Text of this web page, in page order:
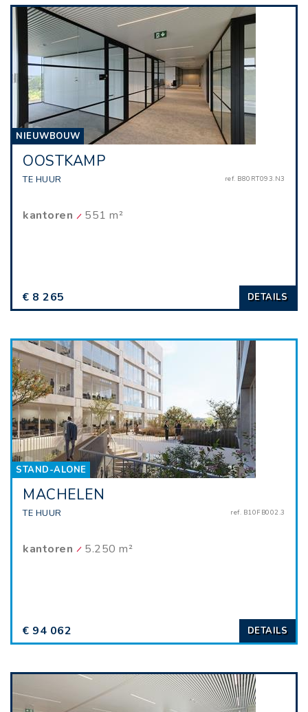
NIEUWBOUW
OOSTKAMP
TE HUUR ref. B80RT093.N3
kantoren 551 m²
€ 8 265 DETAILS
STAND-ALONE
MACHELEN
TE HUUR ref. B10FB002.3
kantoren 5.250 m²
€ 94 062 DETAILS